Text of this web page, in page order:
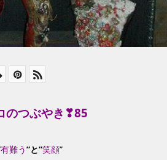
のつぶやき❣85
有難う”と”笑顔”